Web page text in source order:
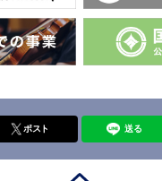
ポスト 送る